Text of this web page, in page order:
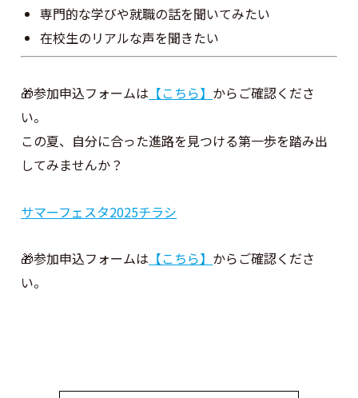
専門的な学びや就職の話を聞いてみたい
在校生のリアルな声を聞きたい
🎁参加申込フォームは 【こちら】 からご確認くださ
い。
この夏、自分に合った進路を見つける第一歩を踏み出
してみませんか？
サマーフェスタ2025チラシ
🎁参加申込フォームは 【こちら】 からご確認くださ
い。